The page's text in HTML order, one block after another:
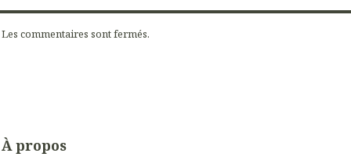
Les commentaires sont fermés.
À propos